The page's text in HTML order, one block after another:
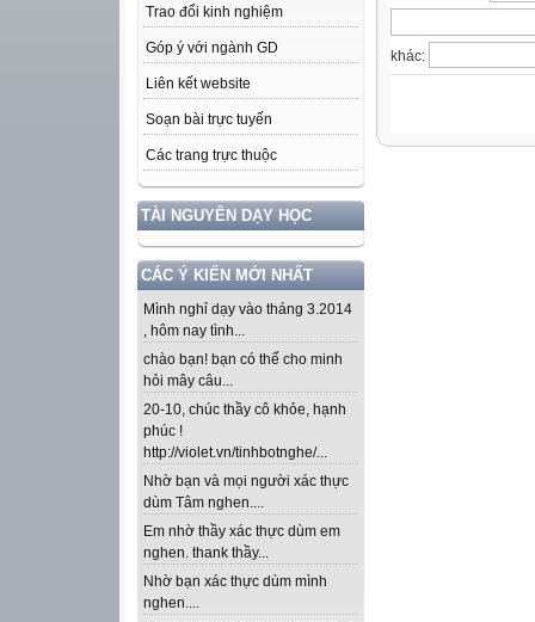
Trao đổi kinh nghiệm
Góp ý với ngành GD
Liên kết website
Soạn bài trực tuyến
Các trang trực thuộc
TÀI NGUYÊN DẠY HỌC
CÁC Ý KIẾN MỚI NHẤT
Mình nghỉ dạy vào tháng 3.2014
, hôm nay tình...
chào bạn! bạn có thể cho minh
hỏi mây câu...
20-10, chúc thầy cô khỏe, hạnh
phúc !
http://violet.vn/tinhbotnghe/...
Nhờ bạn và mọi người xác thực
dùm Tâm nghen....
Em nhờ thầy xác thực dùm em
nghen. thank thầy...
Nhờ bạn xác thực dùm mình
nghen....
khác: